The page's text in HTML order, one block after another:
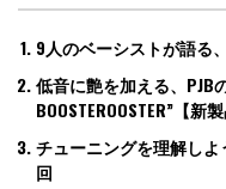
9人のベーシストが語る
低音に艶を加える、PJB
BOOSTEROOSTER”【新
チューニングを理解し
回